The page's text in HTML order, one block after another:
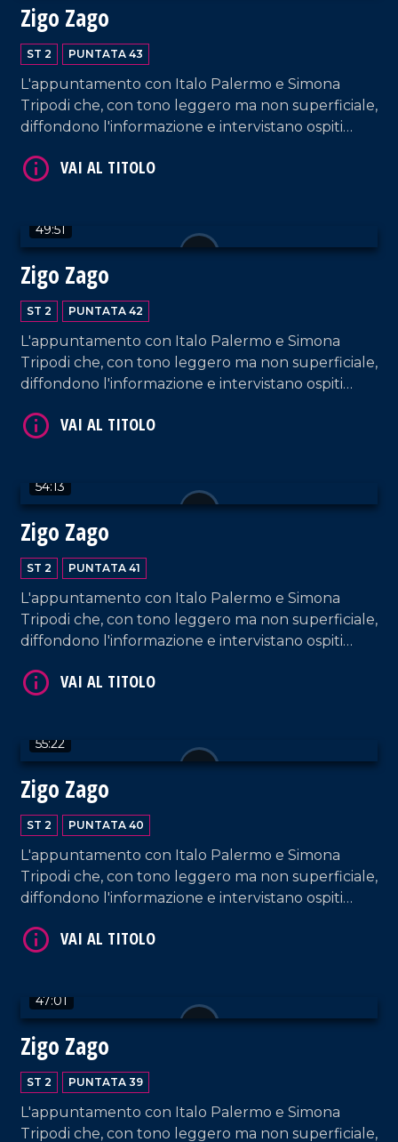
Zigo Zago
ST 2 PUNTATA 43
L'appuntamento con Italo Palermo e Simona
Tripodi che, con tono leggero ma non superficiale,
diffondono l'informazione e intervistano ospiti
Lamezia Terme.
49:51
Zigo Zago
ST 2 PUNTATA 42
L'appuntamento con Italo Palermo e Simona
Tripodi che, con tono leggero ma non superficiale,
diffondono l'informazione e intervistano ospiti
Lamezia Terme.
54:13
Zigo Zago
ST 2 PUNTATA 41
L'appuntamento con Italo Palermo e Simona
Tripodi che, con tono leggero ma non superficiale,
diffondono l'informazione e intervistano ospiti
Lamezia Terme.
55:22
Zigo Zago
ST 2 PUNTATA 40
L'appuntamento con Italo Palermo e Simona
Tripodi che, con tono leggero ma non superficiale,
diffondono l'informazione e intervistano ospiti
Lamezia Terme.
47:01
Zigo Zago
ST 2 PUNTATA 39
L'appuntamento con Italo Palermo e Simona
Tripodi che, con tono leggero ma non superficiale,
VAI AL TITOLO
VAI AL TITOLO
VAI AL TITOLO
VAI AL TITOLO
VAI AL TITOLO